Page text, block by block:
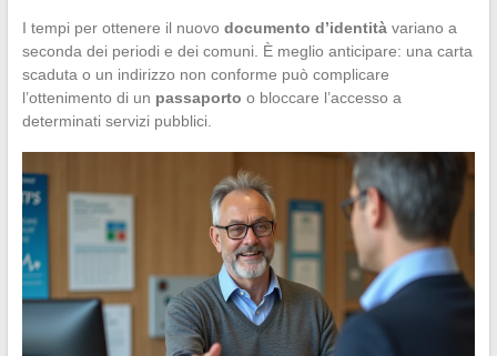
I tempi per ottenere il nuovo documento d’identitàvariano a
seconda dei periodi e dei comuni. È meglio anticipare: una carta
scaduta o un indirizzo non conforme può complicare
l’ottenimento di un passaporto o bloccare l’accesso a
determinati servizi pubblici.